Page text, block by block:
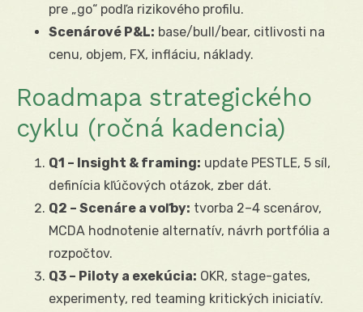
pre „go“ podľa rizikového profilu.
Scenárové P&L: base/bull/bear, citlivosti na
cenu, objem, FX, infláciu, náklady.
Roadmapa strategického
cyklu (ročná kadencia)
Q1 – Insight & framing: update PESTLE, 5 síl,
definícia kľúčových otázok, zber dát.
Q2 – Scenáre a voľby: tvorba 2–4 scenárov,
MCDA hodnotenie alternatív, návrh portfólia a
rozpočtov.
Q3 – Piloty a exekúcia: OKR, stage-gates,
experimenty, red teaming kritických iniciatív.